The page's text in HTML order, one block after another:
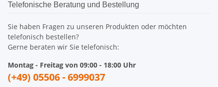
Telefonische Beratung und Bestellung
Sie haben Fragen zu unseren Produkten oder möchten
telefonisch bestellen?
Gerne beraten wir Sie telefonisch:
Montag - Freitag von 09:00 - 18:00 Uhr
(+49) 05506 - 6999037